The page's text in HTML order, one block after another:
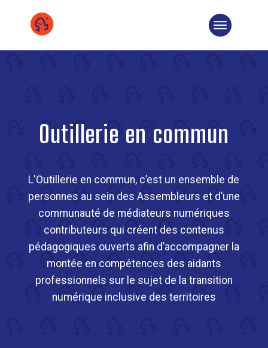
COOPÉRATIVE
DEVENIR SOCIÉTAIRE
TÉMOIGNAGE
SOLUTIONS
SUR LE TERRAIN
NOS COMMUNS
Outillerie en commun
L'Outillerie en commun, c’est un ensemble de
personnes au sein des Assembleurs et d’une
communauté de médiateurs numériques
contributeurs qui créent des contenus
pédagogiques ouverts afin d’accompagner la
montée en compétences des aidants
professionnels sur le sujet de la transition
numérique inclusive des territoires